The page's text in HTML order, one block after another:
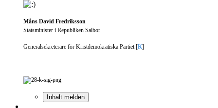
Måns David Fredriksson
Statsminister i Republiken Salbor
Generalsekreterare för Kristdemokratiska Partiet [K]
Inhalt melden